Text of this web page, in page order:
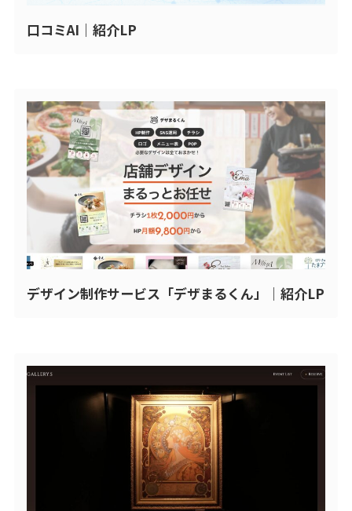
口コミAI｜紹介LP
デザイン制作サービス「デザまるくん」｜紹介LP